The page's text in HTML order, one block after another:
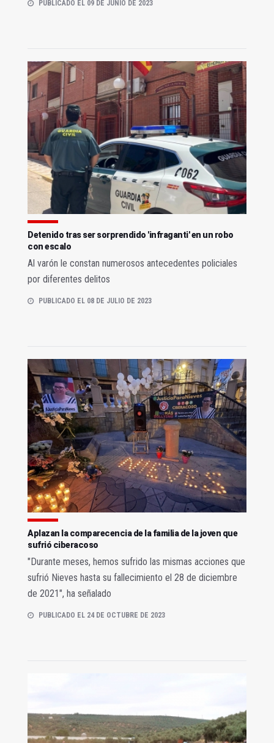
PUBLICADO EL 09 DE JUNIO DE 2023
Detenido tras ser sorprendido 'infraganti' en un robo
con escalo
Al varón le constan numerosos antecedentes policiales
por diferentes delitos
PUBLICADO EL 08 DE JULIO DE 2023
Aplazan la comparecencia de la familia de la joven que
sufrió ciberacoso
"Durante meses, hemos sufrido las mismas acciones que
sufrió Nieves hasta su fallecimiento el 28 de diciembre
de 2021", ha señalado
PUBLICADO EL 24 DE OCTUBRE DE 2023